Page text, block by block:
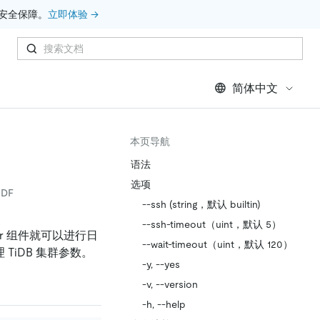
保障。 立即体验 →
简体中文
组件就可以进行日
集群参数。
本页导航
语法
选项
--ssh (string，默认 builtin)
--ssh-timeout（uint，默认 5）
--wait-timeout（uint，默认 120）
-y, --yes
-v, --version
-h, --help